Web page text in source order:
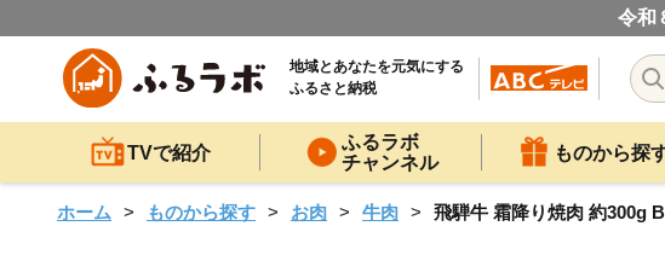
令和
地域とあなたを元気にする
ふるさと納税
TVで紹介
ふるラボ
チャンネル
ものから探
ホーム ものから探す お肉 牛肉 飛騨牛 霜降り焼肉 約300g